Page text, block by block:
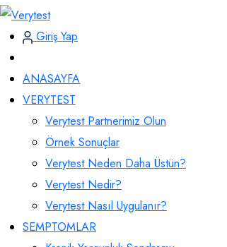
Giriş Yap
ANASAYFA
VERYTEST
Verytest Partnerimiz Olun
Örnek Sonuçlar
Verytest Neden Daha Üstün?
Verytest Nedir?
Verytest Nasıl Uygulanır?
SEMPTOMLAR